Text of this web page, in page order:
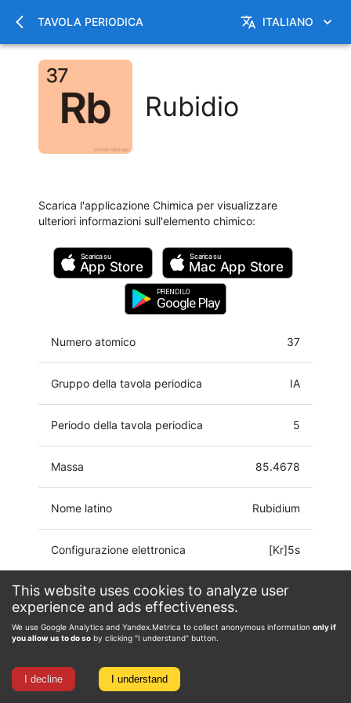
This website uses cookies to analyze user
experience and ads effectiveness.
We use Google Analytics and Yandex.Metrica to collect anonymous information only if
you allow us to do so by clicking "I understand" button.
I decline I understand
TAVOLA PERIODICA ITALIANO
Rubidio
Scarica l'applicazione Chimica per visualizzare
ulteriori informazioni sull'elemento chimico:
Scarica su
App Store
Scarica su
Mac App Store
PRENDILO
Google Play
Numero atomico 37
Gruppo della tavola periodica IA
Periodo della tavola periodica 5
Massa 85.4678
Nome latino Rubidium
Configurazione elettronica [Kr]5s
Stato di ossidazione -1, 0, 1